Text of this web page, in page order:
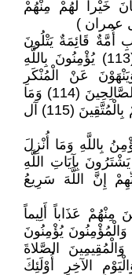
خَيْراً لَهُمْ مِنْهُمْ
أُمَّةٌ قَائِمَةٌ يَتْلُونَ
آيَاتِ اللَّهِ آنَاءَ اللَّيْلِ وَهُمْ يَسْجُدُونَ (113) يُؤْمِنُونَ بِاللَّهِ
عَنْ الْمُنْكَرِ
وَيُسَارِعُونَ فِي الْخَيْرَاتِ وَأُوْلَئِكَ مِنَ الصَّالِحِينَ (114) وَمَا
يَفْعَلُوا مِنْ خَيْرٍ فَلَنْ يُكْفَرُوهُ وَاللَّهُ عَلِيمٌ بِالْمُتَّقِينَ (115) آل
بِاللَّهِ وَمَا أُنْزِلَ
بِآيَاتِ اللَّهِ
إِنَّ اللَّهَ سَرِيعُ
مِنْهُمْ عَذَاباً أَلِيماً
وَالْمُؤْمِنُونَ يُؤْمِنُونَ
الصَّلاةَ
الآخِرِ أُوْلَئِكَ